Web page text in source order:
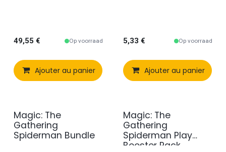
49,55 € Op voorraad
Ajouter au panier Comparer Ajouter à
5,33 € Op voorraad
Ajouter au panier
Magic: The
Gathering
Spiderman Bundle
Magic: The
Gathering
Spiderman Play
Booster Pack